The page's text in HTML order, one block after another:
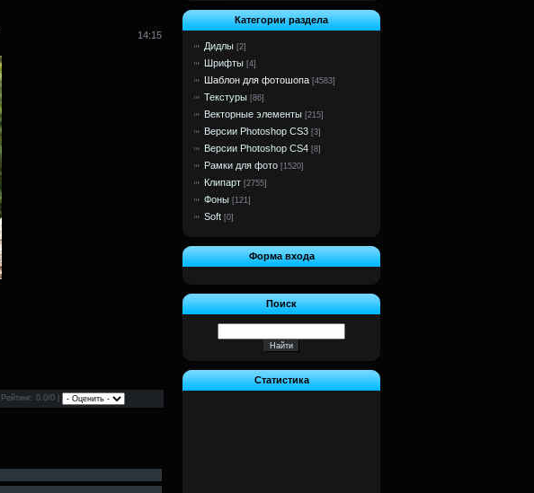
14:15
Рейтинг: 0.0/0 |
Категории раздела
Дидлы [2]
Шрифты [4]
Шаблон для фотошопа [4583]
Текстуры [86]
Векторные элементы [215]
Версии Photoshop CS3 [3]
Версии Photoshop CS4 [8]
Рамки для фото [1520]
Клипарт [2755]
Фоны [121]
Soft [0]
Форма входа
Поиск
Статистика